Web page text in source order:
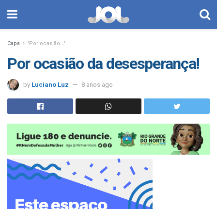
Capa 'Por ocasião...'
Por ocasião da desesperança!
by Luciano Luz 8 anos ago